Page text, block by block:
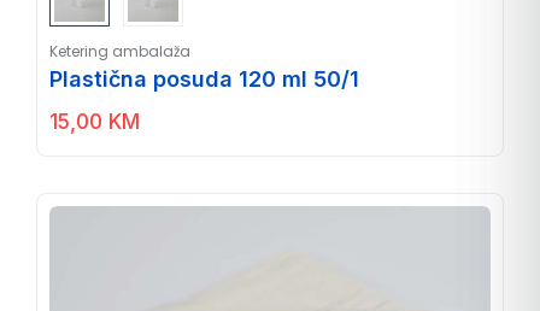
Ketering ambalaža
Plastična posuda 120 ml 50/1
15,00 KM